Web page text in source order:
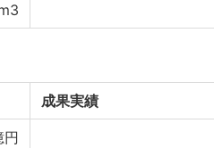
成果実績
円